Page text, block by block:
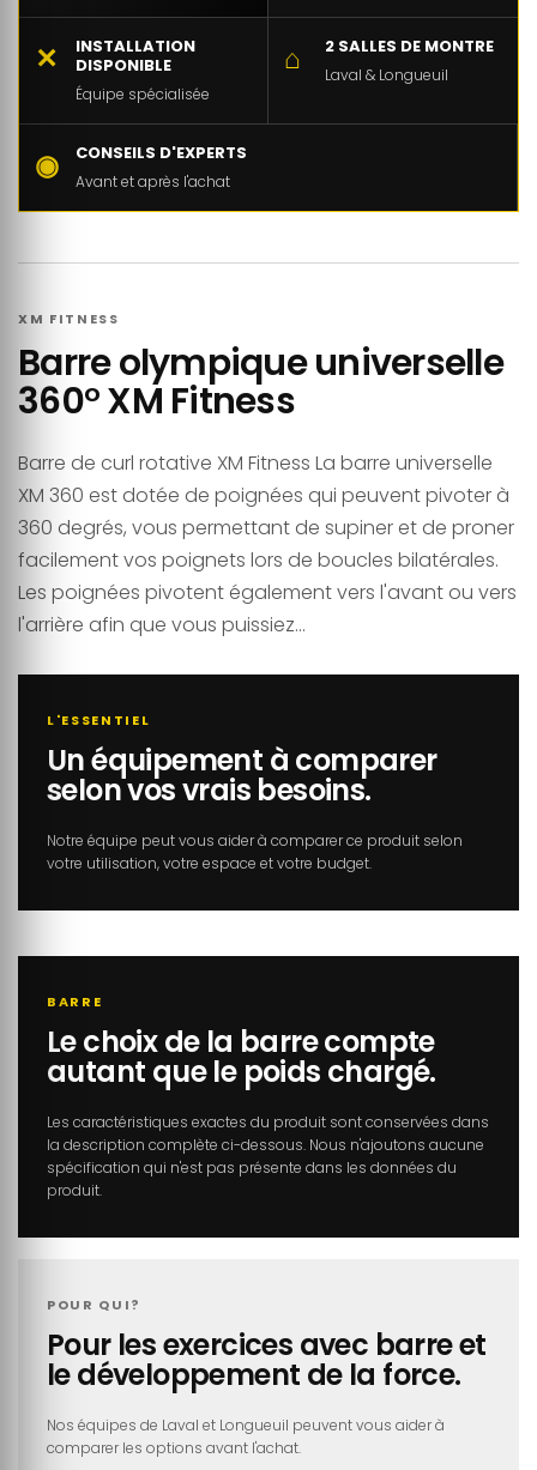
✕
INSTALLATION
DISPONIBLE
Équipe spécialisée
⌂ 2 SALLES DE MONTRE
Laval & Longueuil
◉ CONSEILS D'EXPERTS
Avant et après l'achat
XM FITNESS
Barre olympique universelle
360° XM Fitness
Barre de curl rotative XM Fitness La barre universelle
XM 360 est dotée de poignées qui peuvent pivoter à
360 degrés, vous permettant de supiner et de proner
facilement vos poignets lors de boucles bilatérales.
Les poignées pivotent également vers l'avant ou vers
l'arrière afin que vous puissiez...
L'ESSENTIEL
Un équipement à comparer
selon vos vrais besoins.
Notre équipe peut vous aider à comparer ce produit selon
votre utilisation, votre espace et votre budget.
BARRE
Le choix de la barre compte
autant que le poids chargé.
Les caractéristiques exactes du produit sont conservées dans
la description complète ci-dessous. Nous n'ajoutons aucune
spécification qui n'est pas présente dans les données du
produit.
POUR QUI?
Pour les exercices avec barre et
le développement de la force.
Nos équipes de Laval et Longueuil peuvent vous aider à
comparer les options avant l'achat.